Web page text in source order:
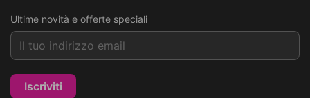
Ultime novità e offerte speciali
Iscriviti